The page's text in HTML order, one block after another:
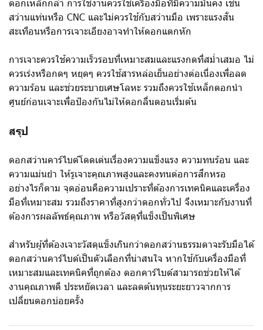
ดอกเหล็กกล้า การใช้งานควรใช้เครื่องมือที่มีความมั่นคง เช่น
สว่านแท่นหรือ CNC และไม่ควรใช้กับสว่านมือ เพราะแรงสั่น
สะเทือนหรือการเจาะเอียงอาจทำให้ดอกแตกหัก
การเจาะควรใช้ความเร็วรอบที่เหมาะสมและแรงกดที่สม่ำเสมอ ไม่
ควรเร่งหรือกดๆ หยุดๆ ควรใช้สารหล่อเย็นอย่างต่อเนื่องเพื่อลด
ความร้อน และช่วยระบายเศษโลหะ รวมถึงควรใช้เหล็กตอกนำ
ศูนย์ก่อนเจาะเพื่อป้องกันไม่ให้ดอกลื่นตอนเริ่มต้น
สรุป
ดอกสว่านคาร์ไบด์โดดเด่นเรื่องความแข็งแรง ความทนร้อน และ
ความแม่นยำ ให้รูเจาะคุณภาพสูงและคงทนต่อการสึกหรอ
อย่างไรก็ตาม จุดอ่อนคือความเปราะที่ต้องการเทคนิคและเครื่อง
มือที่เหมาะสม รวมถึงราคาที่สูงกว่าดอกทั่วไป จึงเหมาะกับงานที่
ต้องการผลลัพธ์คุณภาพ หรือวัสดุที่แข็งเป็นพิเศษ
สำหรับผู้ที่ต้องเจาะวัสดุแข็งเกินกว่าดอกสว่านธรรมดาจะรับมือได้
ดอกสว่านคาร์ไบด์เป็นตัวเลือกที่น่าสนใจ หากใช้กับเครื่องมือที่
เหมาะสมและเทคนิคที่ถูกต้อง ดอกคาร์ไบด์สามารถช่วยให้ได้
งานคุณภาพดี ประหยัดเวลา และลดต้นทุนระยะยาวจากการ
เปลี่ยนดอกบ่อยครั้ง